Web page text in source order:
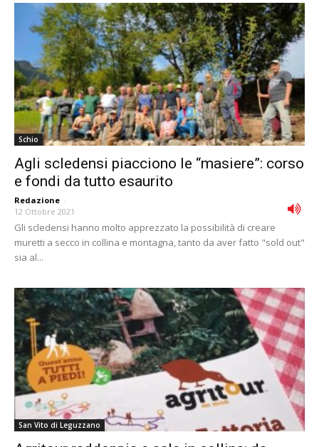
Schio
Agli scledensi piacciono le “masiere”: corso
e fondi da tutto esaurito
Redazione -
12 Ottobre 2021
Gli scledensi hanno molto apprezzato la possibilità di creare
muretti a secco in collina e montagna, tanto da aver fatto "sold out"
sia al...
San Vito di Leguzzano